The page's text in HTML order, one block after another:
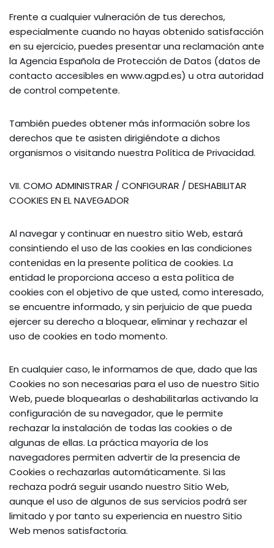
Frente a cualquier vulneración de tus derechos,
especialmente cuando no hayas obtenido satisfacción
en su ejercicio, puedes presentar una reclamación ante
la Agencia Española de Protección de Datos (datos de
contacto accesibles en www.agpd.es) u otra autoridad
de control competente.
También puedes obtener más información sobre los
derechos que te asisten dirigiéndote a dichos
organismos o visitando nuestra Política de Privacidad.
VII. COMO ADMINISTRAR / CONFIGURAR / DESHABILITAR
COOKIES EN EL NAVEGADOR
Al navegar y continuar en nuestro sitio Web, estará
consintiendo el uso de las cookies en las condiciones
contenidas en la presente política de cookies. La
entidad le proporciona acceso a esta política de
cookies con el objetivo de que usted, como interesado,
se encuentre informado, y sin perjuicio de que pueda
ejercer su derecho a bloquear, eliminar y rechazar el
uso de cookies en todo momento.
En cualquier caso, le informamos de que, dado que las
Cookies no son necesarias para el uso de nuestro Sitio
Web, puede bloquearlas o deshabilitarlas activando la
configuración de su navegador, que le permite
rechazar la instalación de todas las cookies o de
algunas de ellas. La práctica mayoría de los
navegadores permiten advertir de la presencia de
Cookies o rechazarlas automáticamente. Si las
rechaza podrá seguir usando nuestro Sitio Web,
aunque el uso de algunos de sus servicios podrá ser
limitado y por tanto su experiencia en nuestro Sitio
Web menos satisfactoria.